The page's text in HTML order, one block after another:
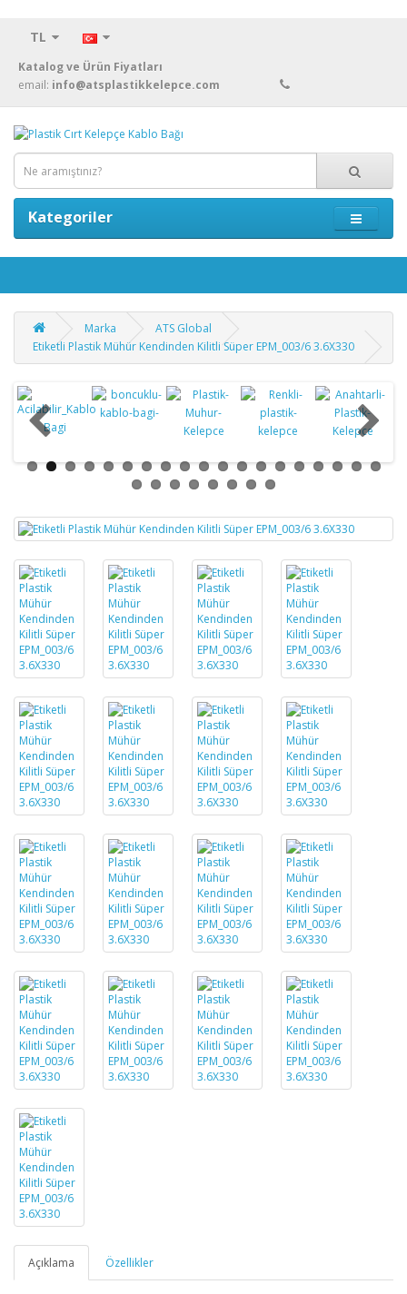
TL
Katalog ve Ürün Fiyatları
email: info@atsplastikkelepce.com
Kategoriler
Marka
ATS Global
Etiketli Plastik Mühür Kendinden Kilitli Süper EPM_003/6 3.6X330
Açıklama Özellikler